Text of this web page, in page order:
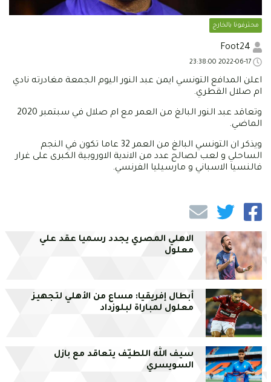
محترفونا بالخارج
اعلن المدافع التونسي ايمن عبد النور اليوم الجمعة مغادرته نادي
ام صلال القطري.
وتعاقد عبد النور البالغ من العمر مع ام صلال في سبتمبر 2020
الماضي.
ويذكر ان التونسي البالغ من العمر 32 عاما تكون في النجم
الساحلي و لعب لصالح عدد من الاندية الاوروبية الكبرى على غرار
فالنسيا الاسباني و مارسيليا الفرنسي.
الاهلي المصري يجدد رسميا عقد علي
معلول
أبطال إفريقيا: مساع من الأهلي لتجهيز
معلول لمباراة لبلوزداد
سيف الله اللطيّف يتعاقد مع بازل
السويسري